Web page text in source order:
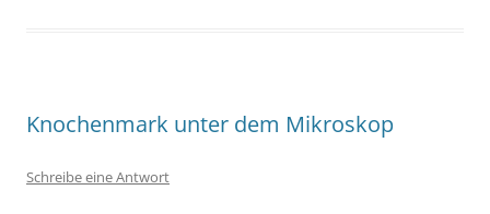
Knochenmark unter dem Mikroskop
Schreibe eine Antwort